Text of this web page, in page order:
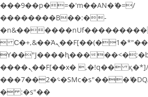
���9��p�=�'m��AN�ޭ�=/
��������B��:�-
�n&������nUf���������
 Ϲ�+,&��Ὰܢ��F[��(�1�*"��
ϒ��"J����ԧ���
����ܢ��F[��x� ,�!q�� қ�*]/
���؝�2��7�SMc�s"���ޭ�DQ/�应�ܢ��F_��!
� :�s"��